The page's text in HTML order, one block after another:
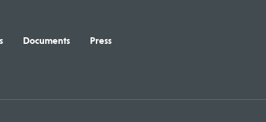
Documents
Press